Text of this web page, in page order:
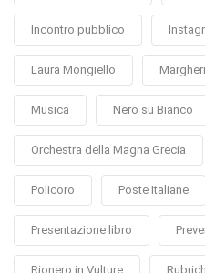
Incontro pubblico
Laura Mongiello
Musica Nero su Bianco
Orchestra della Magna Grecia
Policoro Poste Italiane
Presentazione libro
Rionero in Vulture